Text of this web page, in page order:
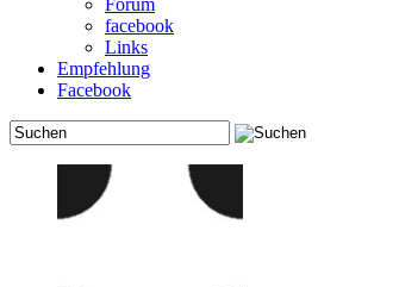
facebook
Links
Empfehlung
Facebook